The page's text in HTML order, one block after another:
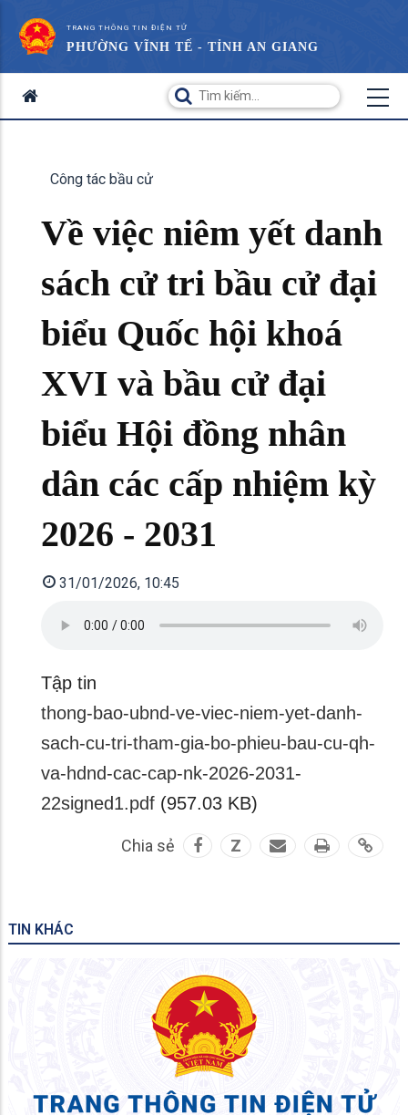
TRANG THÔNG TIN ĐIỆN TỬ
PHƯỜNG VĨNH TẾ - TỈNH AN GIANG
Công tác bầu cử
Về việc niêm yết danh
sách cử tri bầu cử đại
biểu Quốc hội khoá
XVI và bầu cử đại
biểu Hội đồng nhân
dân các cấp nhiệm kỳ
2026 - 2031
31/01/2026, 10:45
Tập tin
thong-bao-ubnd-ve-viec-niem-yet-danh-
sach-cu-tri-tham-gia-bo-phieu-bau-cu-qh-
va-hdnd-cac-cap-nk-2026-2031-
22signed1.pdf (957.03 KB)
Chia sẻ Z
TIN KHÁC